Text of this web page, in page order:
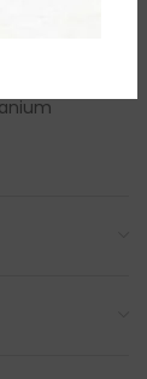
Dimethicone,